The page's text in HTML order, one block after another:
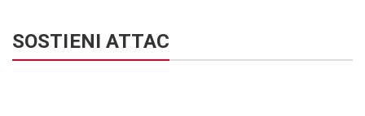
SOSTIENI ATTAC